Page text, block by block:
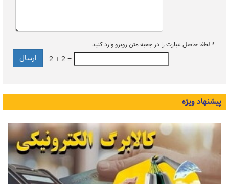
* لطفا حاصل عبارت را در جعبه متن روبرو وارد کنید
2 + 2 =
پیشنهاد ویژه